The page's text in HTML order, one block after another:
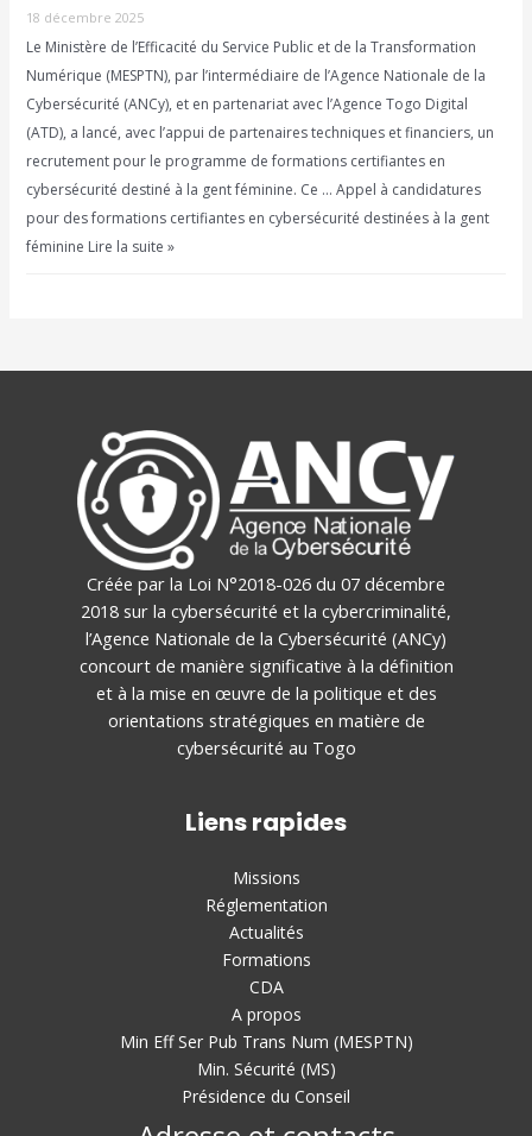
18 décembre 2025
Le Ministère de l’Efficacité du Service Public et de la Transformation
Numérique (MESPTN), par l’intermédiaire de l’Agence Nationale de la
Cybersécurité (ANCy), et en partenariat avec l’Agence Togo Digital
(ATD), a lancé, avec l’appui de partenaires techniques et financiers, un
recrutement pour le programme de formations certifiantes en
cybersécurité destiné à la gent féminine. Ce … Appel à candidatures
pour des formations certifiantes en cybersécurité destinées à la gent
féminine Lire la suite »
Créée par la Loi N°2018-026 du 07 décembre
2018 sur la cybersécurité et la cybercriminalité,
l’Agence Nationale de la Cybersécurité (ANCy)
concourt de manière significative à la définition
et à la mise en œuvre de la politique et des
orientations stratégiques en matière de
cybersécurité au Togo
Liens rapides
Missions
Réglementation
Actualités
Formations
CDA
A propos
Min Eff Ser Pub Trans Num (MESPTN)
Min. Sécurité (MS)
Présidence du Conseil